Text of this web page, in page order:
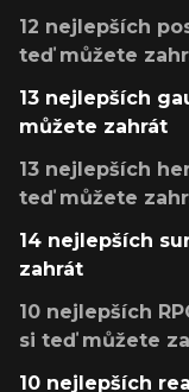
12 nejlepších
teď můžete
13 nejlepších
můžete zahrát
13 nejlepších
teď můžete
14 nejlepších
zahrát
10 nejlepších
si teď můžete
10 nejlepších